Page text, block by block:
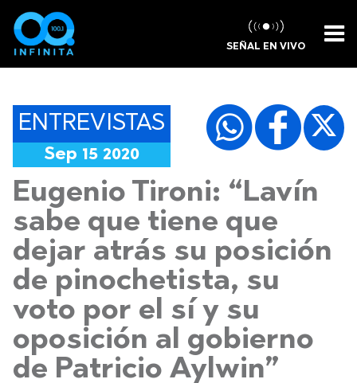
SEÑAL EN VIVO
ENTREVISTAS
Sep 15 2020
Eugenio Tironi: “Lavín
sabe que tiene que
dejar atrás su posición
de pinochetista, su
voto por el sí y su
oposición al gobierno
de Patricio Aylwin”